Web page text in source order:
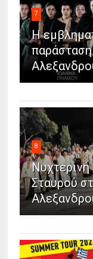
7
Η
8
Νυχτερινή
Σταυρού